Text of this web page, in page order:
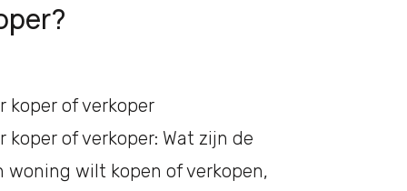
koper of verkoper
koper of verkoper: Wat zijn de
woning wilt kopen of verkopen,